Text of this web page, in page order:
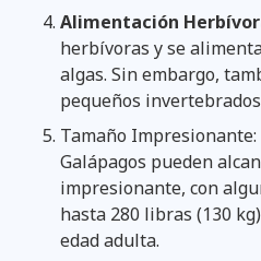
Alimentación
herbívoras y se
algas. Sin embargo,
pequeños
Tamaño
Galápagos pueden
impresionante, con
hasta 280 libras (130
edad adulta.